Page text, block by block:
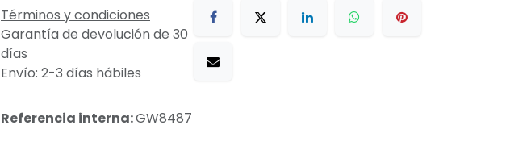
Términos y condiciones
Garantía de devolución de 30
días
Envío: 2-3 días hábiles
Referencia interna:GW8487